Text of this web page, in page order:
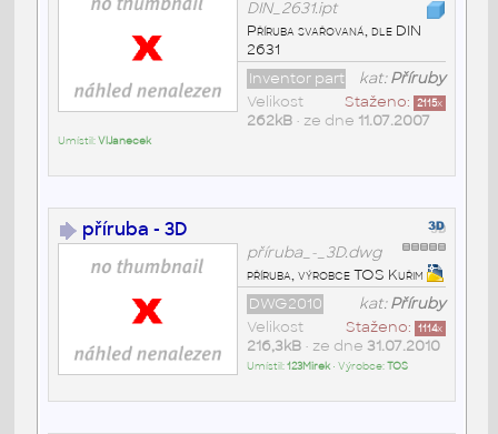
DIN_2631.ipt
Příruba svařovaná, dle DIN
2631
kat:Příruby
Inventor part
Staženo: 2115x
Velikost
262kB• ze dne 11.07.2007
Umístil:VlJanecek
příruba - 3D
příruba_-_3D.dwg
příruba, výrobce TOS Kuřim
kat:Příruby
DWG2010
Staženo: 1114x
Velikost
216,3kB• ze dne 31.07.2010
Umístil:123Mirek• Výrobce:TOS